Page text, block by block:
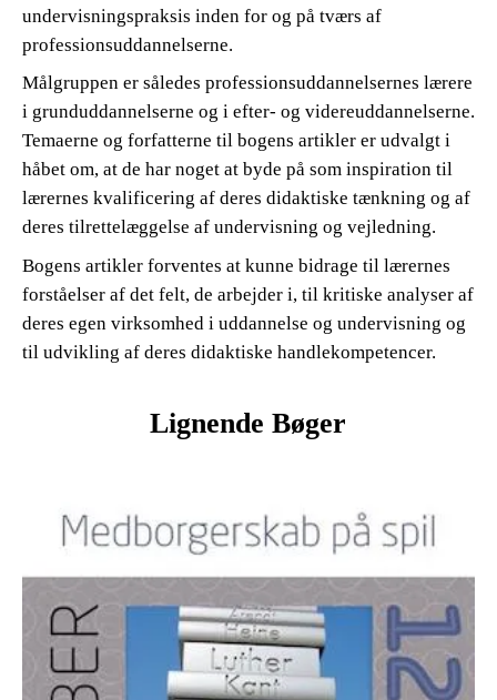
undervisningspraksis inden for og på tværs af
professionsuddannelserne.
Målgruppen er således professionsuddannelsernes lærere
i grunduddannelserne og i efter- og videreuddannelserne.
Temaerne og forfatterne til bogens artikler er udvalgt i
håbet om, at de har noget at byde på som inspiration til
lærernes kvalificering af deres didaktiske tænkning og af
deres tilrettelæggelse af undervisning og vejledning.
Bogens artikler forventes at kunne bidrage til lærernes
forståelser af det felt, de arbejder i, til kritiske analyser af
deres egen virksomhed i uddannelse og undervisning og
til udvikling af deres didaktiske handlekompetencer.
Lignende Bøger